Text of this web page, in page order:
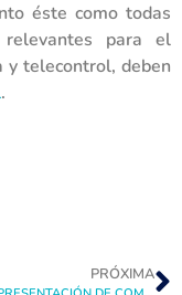
éste como todas
para el
telecontrol, deben
.
PRÓXIMA